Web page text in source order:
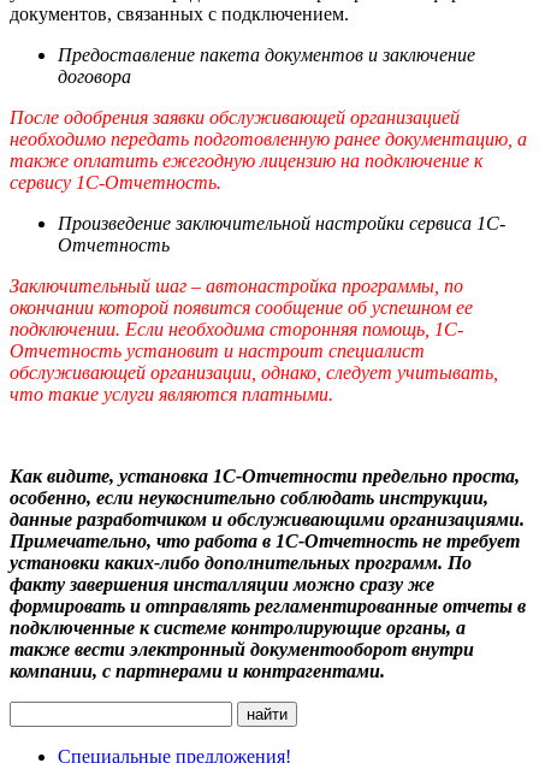
документов, связанных с подключением.
Предоставление пакета документов и заключение
договора
После одобрения заявки обслуживающей организацией
необходимо передать подготовленную ранее документацию, а
также оплатить ежегодную лицензию на подключение к
сервису 1С-Отчетность.
Произведение заключительной настройки сервиса 1С-
Отчетность
Заключительный шаг – автонастройка программы, по
окончании которой появится сообщение об успешном ее
подключении. Если необходима сторонняя помощь, 1С-
Отчетность установит и настроит специалист
обслуживающей организации, однако, следует учитывать,
что такие услуги являются платными.
Как видите, установка 1С-Отчетности предельно проста,
особенно, если неукоснительно соблюдать инструкции,
данные разработчиком и обслуживающими организациями.
Примечательно, что работа в 1С-Отчетность не требует
установки каких-либо дополнительных программ. По
факту завершения инсталляции можно сразу же
формировать и отправлять регламентированные отчеты в
подключенные к системе контролирующие органы, а
также вести электронный документооборот внутри
компании, с партнерами и контрагентами.
Специальные предложения!